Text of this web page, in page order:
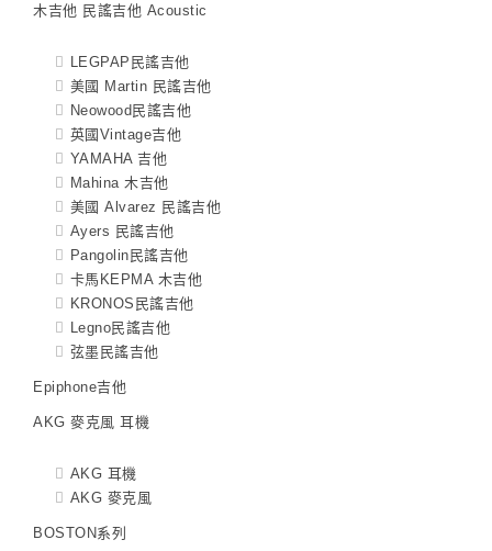
木吉他 民謠吉他 Acoustic
LEGPAP民謠吉他
美國 Martin 民謠吉他
Neowood民謠吉他
英國Vintage吉他
YAMAHA 吉他
Mahina 木吉他
美國 Alvarez 民謠吉他
Ayers 民謠吉他
Pangolin民謠吉他
卡馬KEPMA 木吉他
KRONOS民謠吉他
Legno民謠吉他
弦墨民謠吉他
Epiphone吉他
AKG 麥克風 耳機
AKG 耳機
AKG 麥克風
BOSTON系列